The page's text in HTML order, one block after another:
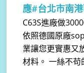
應#台北市南
C63S進廠做
依照德國原廠
業讓您更實惠又
材料。 一絲不苟